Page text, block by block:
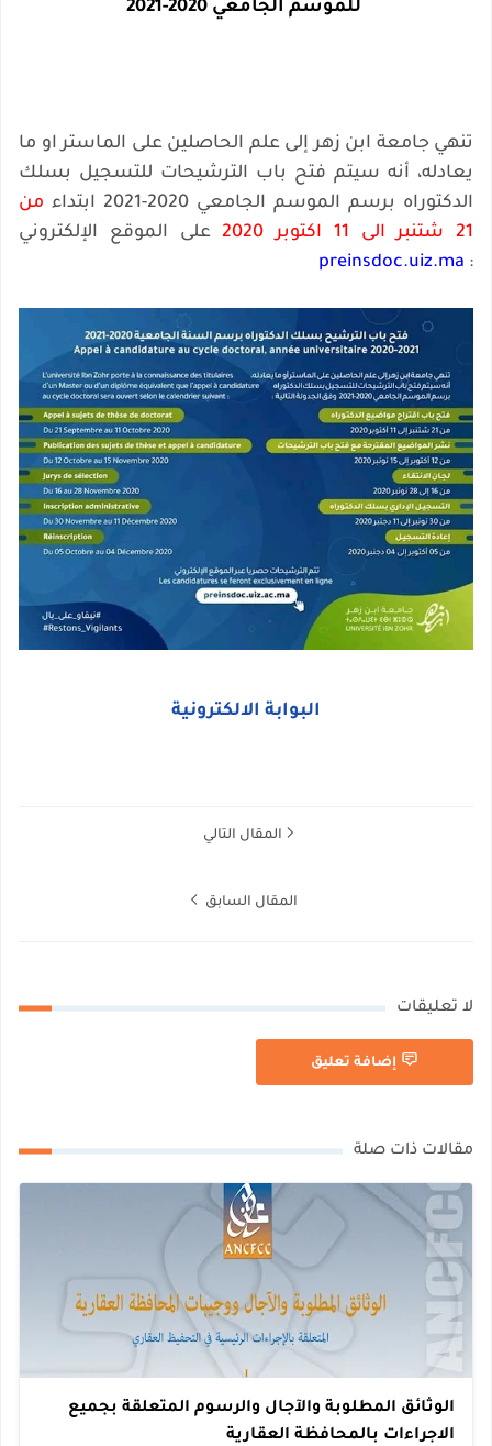
للموسم الجامعي 2020-2021
تنهي جامعة ابن زهر إلى علم الحاصلين على الماستر او ما
يعادله، أنه سيتم فتح باب الترشيحات للتسجيل بسلك
الدكتوراه برسم الموسم الجامعي 2020-2021 ابتداء
من
21 شتنبر الى 11 اكتوبر 2020
على الموقع الإلكتروني
:
preinsdoc.uiz.ma
البوابة الالكترونية
المقال التالي
المقال السابق
لا تعليقات
إضافة تعليق
مقالات ذات صلة
الوثائق المطلوبة والآجال والرسوم المتعلقة بجميع
الاجراءات بالمحافظة العقارية